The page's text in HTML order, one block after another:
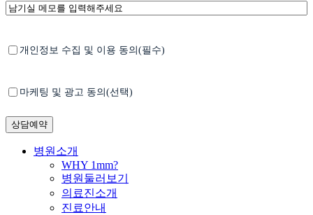
목
남
메
Untitled*
개인정보 수집 및 이용 동의(필수)
Untitled
마케팅 및 광고 동의(선택)
Close
병원소개
WHY 1mm?
병원둘러보기
의료진소개
진료안내